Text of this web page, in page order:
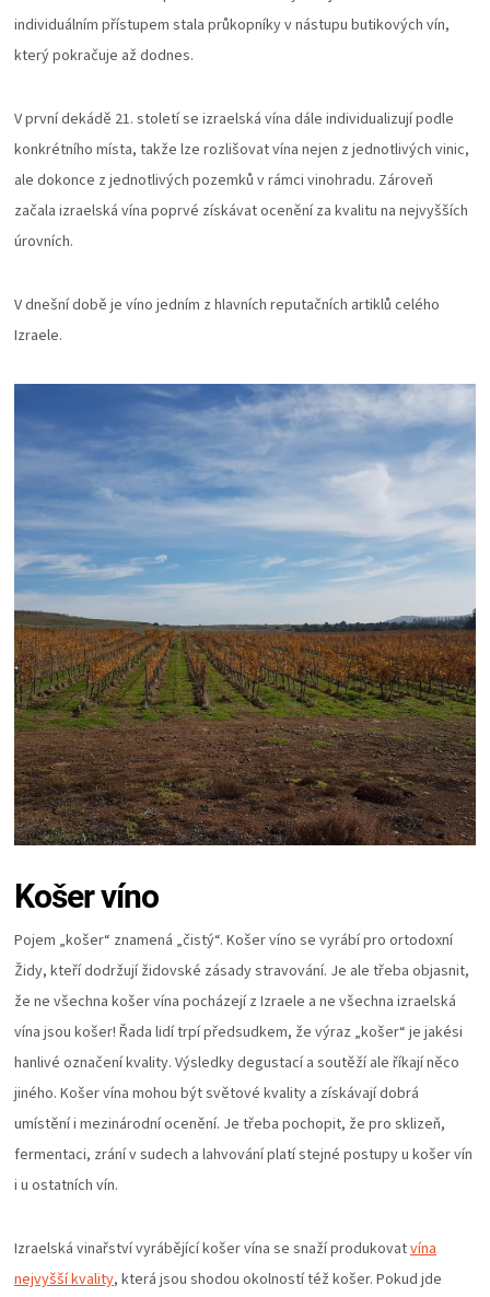
individuálním přístupem stala průkopníky v nástupu butikových vín,
který pokračuje až dodnes.
V první dekádě 21. století se izraelská vína dále individualizují podle
konkrétního místa, takže lze rozlišovat vína nejen z jednotlivých vinic,
ale dokonce z jednotlivých pozemků v rámci vinohradu. Zároveň
začala izraelská vína poprvé získávat ocenění za kvalitu na nejvyšších
úrovních.
V dnešní době je víno jedním z hlavních reputačních artiklů celého
Izraele.
Košer víno
Pojem „košer“ znamená „čistý“. Košer víno se vyrábí pro ortodoxní
Židy, kteří dodržují židovské zásady stravování. Je ale třeba objasnit,
že ne všechna košer vína pocházejí z Izraele a ne všechna izraelská
vína jsou košer! Řada lidí trpí předsudkem, že výraz „košer“ je jakési
hanlivé označení kvality. Výsledky degustací a soutěží ale říkají něco
jiného. Košer vína mohou být světové kvality a získávají dobrá
umístění i mezinárodní ocenění. Je třeba pochopit, že pro sklizeň,
fermentaci, zrání v sudech a lahvování platí stejné postupy u košer vín
i u ostatních vín.
Izraelská vinařství vyrábějící košer vína se snaží produkovatvína
nejvyšší kvality, která jsou shodou okolností též košer. Pokud jde